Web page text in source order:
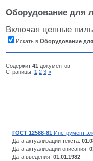
Оборудование для
Включая цепные
Искать в Оборудование
Содержит 41 документов
Страницы: 1 2 3 »
ГОСТ 12588-81 Инструмент
Дата актуализации текста:
Дата актуализации описания:
Дата введения: 01.01.1982